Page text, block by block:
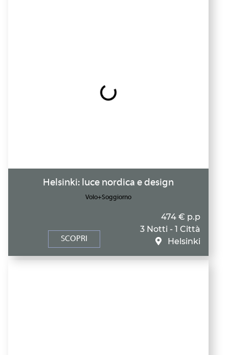
Helsinki: luce nordica e design
Volo+Soggiorno
SCOPRI
474 € p.p
3 Notti - 1 Città
Helsinki